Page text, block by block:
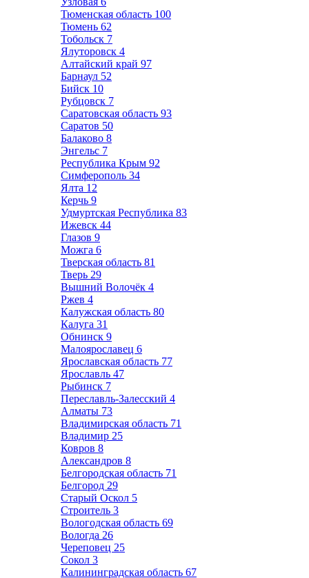
Тюменская область 100
Тюмень 62
Тобольск 7
Ялуторовск 4
Алтайский край 97
Барнаул 52
Бийск 10
Рубцовск 7
Саратовская область 93
Саратов 50
Балаково 8
Энгельс 7
Республика Крым 92
Симферополь 34
Ялта 12
Керчь 9
Удмуртская Республика 83
Ижевск 44
Глазов 9
Можга 6
Тверская область 81
Тверь 29
Вышний Волочёк 4
Ржев 4
Калужская область 80
Калуга 31
Обнинск 9
Малоярославец 6
Ярославская область 77
Ярославль 47
Рыбинск 7
Переславль-Залесский 4
Алматы 73
Владимирская область 71
Владимир 25
Ковров 8
Александров 8
Белгородская область 71
Белгород 29
Старый Оскол 5
Строитель 3
Вологодская область 69
Вологда 26
Череповец 25
Сокол 3
Калининградская область 67